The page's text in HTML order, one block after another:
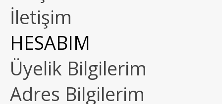
İletişim
HESABIM
Üyelik Bilgilerim
Adres Bilgilerim